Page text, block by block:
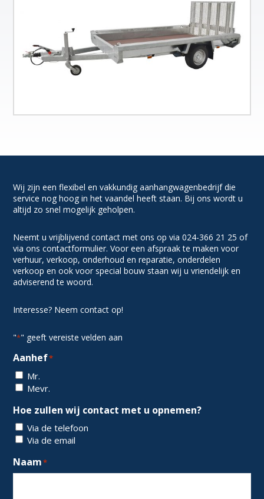
Wij zijn een flexibel en vakkundig aanhangwagenbedrijf die
service nog hoog in het vaandel heeft staan. Bij ons wordt u
altijd zo snel mogelijk geholpen.
Neemt u vrijblijvend contact met ons op via 024-366 21 25 of
via ons contactformulier. Voor een afspraak te maken voor
verhuur, verkoop, onderhoud en reparatie, onderdelen
verkoop en ook voor special bouw staan wij u vriendelijk en
adviserend te woord.
Interesse? Neem contact op!
"*" geeft vereiste velden aan
Aanhef*
Mr.
Mevr.
Hoe zullen wij contact met u opnemen?
Via de telefoon
Via de email
Naam*